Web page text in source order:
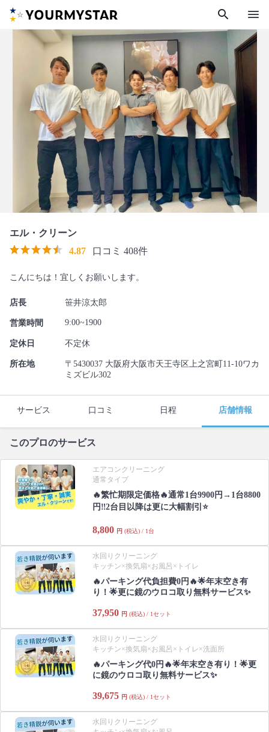
search menu
エル・クリーン
4.87
口コミ 408件
こんにちは！宜しくお願いします。
店長 笹井涼太郎
営業時間 9:00~1900
定休日 不定休
所在地
〒5430037 大阪府大阪市天王寺区上之宮町11-10ワカ
ミズビル302
サービス 口コミ 日程 店舗情報
このプロのサービス
エアコンクリーニング
通常タイプ
🔥繁忙期限定価格🔥通常1台9900円→1台8800
円‼️2台目以降は更に大幅割引⭐️
8,800 円 (税込) / 1台
水回りクリーニング
キッチン×換気扇×お風呂×トイレ
🔥パーキング代負担費0円🔥🌟年末空き有
り！🌟更に鏡のウロコ取り無料サービス✨
37,950 円 (税込) / 1セット
水回りクリーニング
キッチン×換気扇×お風呂×トイレ×洗面所
🔥パーキング代0円🔥🌟年末空き有り！🌟更
に鏡のウロコ取り無料サービス✨
39,675 円 (税込) / 1セット
水回りクリーニング